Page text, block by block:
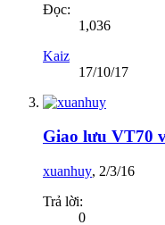
Đọc:
1,036
Kaiz
17/10/17
Giao lưu VT70
xuanhuy, 2/3/16
Trả lời:
0